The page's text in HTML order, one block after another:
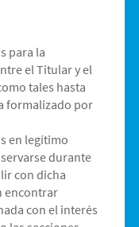
para la
el Titular y el
tales hasta
formalizado por
en legítimo
durante
con dicha
encontrar
con el interés